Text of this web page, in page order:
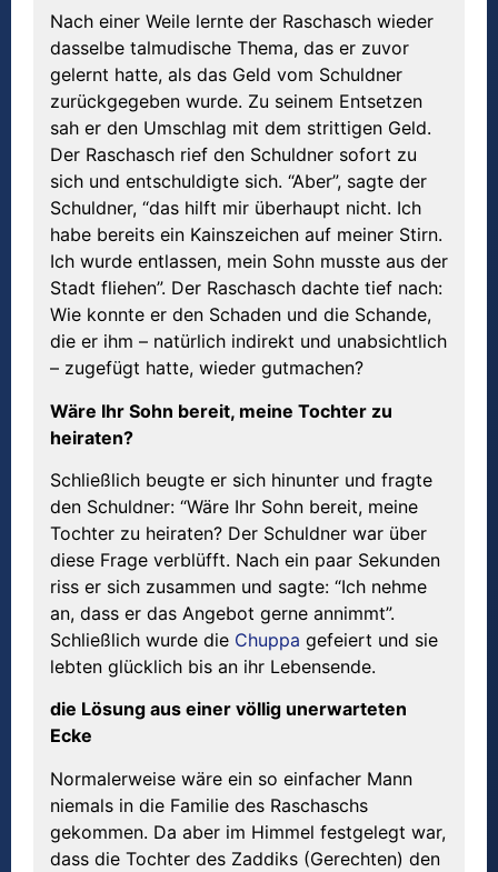
Nach einer Weile lernte der Raschasch wieder
dasselbe talmudische Thema, das er zuvor
gelernt hatte, als das Geld vom Schuldner
zurückgegeben wurde. Zu seinem Entsetzen
sah er den Umschlag mit dem strittigen Geld.
Der Raschasch rief den Schuldner sofort zu
sich und entschuldigte sich. “Aber”, sagte der
Schuldner, “das hilft mir überhaupt nicht. Ich
habe bereits ein Kainszeichen auf meiner Stirn.
Ich wurde entlassen, mein Sohn musste aus der
Stadt fliehen”. Der Raschasch dachte tief nach:
Wie konnte er den Schaden und die Schande,
die er ihm – natürlich indirekt und unabsichtlich
– zugefügt hatte, wieder gutmachen?
Wäre Ihr Sohn bereit, meine Tochter zu
heiraten?
Schließlich beugte er sich hinunter und fragte
den Schuldner: “Wäre Ihr Sohn bereit, meine
Tochter zu heiraten? Der Schuldner war über
diese Frage verblüfft. Nach ein paar Sekunden
riss er sich zusammen und sagte: “Ich nehme
an, dass er das Angebot gerne annimmt”.
Schließlich wurde die Chuppa gefeiert und sie
lebten glücklich bis an ihr Lebensende.
die Lösung aus einer völlig unerwarteten
Ecke
Normalerweise wäre ein so einfacher Mann
niemals in die Familie des Raschaschs
gekommen. Da aber im Himmel festgelegt war,
dass die Tochter des Zaddiks (Gerechten) den